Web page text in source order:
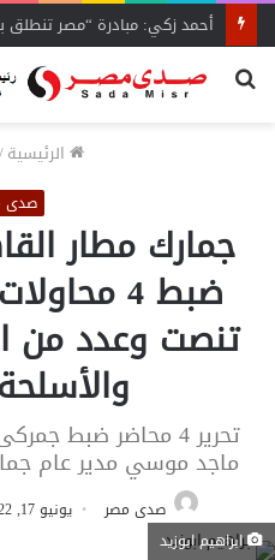
أحمد زكي: مبادرة “مصر تنطلق
بحث
الرئيسية/
صدى
جمارك مطار
ضبط 4
تنصت وعدد من
تحرير 4 محاضر ضبط
ماجد موسي مدير عام
صدى مصر يونيو 17, 2022
ابراهيم ابوزيد